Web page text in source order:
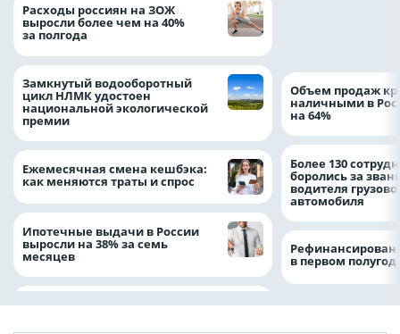
Расходы россиян на ЗОЖ
выросли более чем на 40%
за полгода
Замкнутый водооборотный
цикл НЛМК удостоен
национальной экологической
премии
Ежемесячная смена кешбэка:
как меняются траты и спрос
Ипотечные выдачи в России
выросли на 38% за семь
месяцев
Объем продаж
наличными в
на 64%
Более 130
боролись за
водителя
автомобиля
в первом